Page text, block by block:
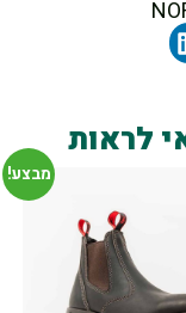
לראות
מבצע!